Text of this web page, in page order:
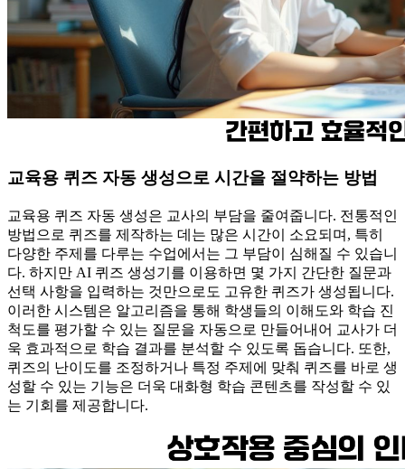
교육용 퀴즈 자동 생성으로 시간을 절약하는 방법
교육용 퀴즈 자동 생성은 교사의 부담을 줄여줍니다. 전통적인
방법으로 퀴즈를 제작하는 데는 많은 시간이 소요되며, 특히
다양한 주제를 다루는 수업에서는 그 부담이 심해질 수 있습니
다. 하지만 AI 퀴즈 생성기를 이용하면 몇 가지 간단한 질문과
선택 사항을 입력하는 것만으로도 고유한 퀴즈가 생성됩니다.
이러한 시스템은 알고리즘을 통해 학생들의 이해도와 학습 진
척도를 평가할 수 있는 질문을 자동으로 만들어내어 교사가 더
욱 효과적으로 학습 결과를 분석할 수 있도록 돕습니다. 또한,
퀴즈의 난이도를 조정하거나 특정 주제에 맞춰 퀴즈를 바로 생
성할 수 있는 기능은 더욱 대화형 학습 콘텐츠를 작성할 수 있
는 기회를 제공합니다.